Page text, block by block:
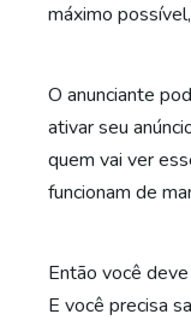
máximo
O anunciante
ativar seu
quem vai ver
funcionam de
Então você
E você precisa